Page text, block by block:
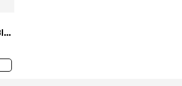
Zing - White & Black Vegan